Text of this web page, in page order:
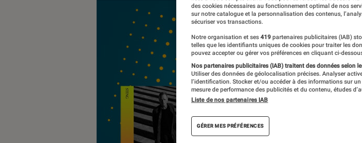
des cookies nécessaires au fonctionnement optimal de nos
sur notre catalogue et la personnalisation des contenus,
sécuriser vos transactions.
Notre organisation et ses 419 partenaires publicitaires (IAB)
telles que les identifiants uniques de cookies pour traiter les
pouvez accepter ou gérer vos préférences en cliquant ci-
Nos partenaires publicitaires (IAB) traitent des données selon
Utiliser des données de géolocalisation précises. Analyser
l’identification. Stocker et/ou accéder à des informations sur
mesure de performance des publicités et du contenu, études
Liste de nos partenaires IAB
GÉRER MES PRÉFÉRENCES